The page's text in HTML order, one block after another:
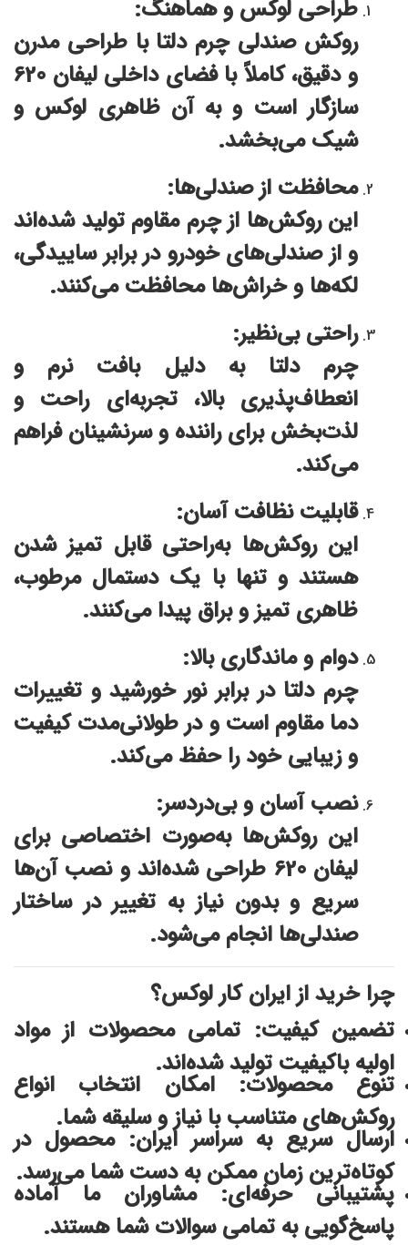
طراحی لوکس و هماهنگ:
روکش صندلی چرم دلتا با طراحی مدرن
و دقیق، کاملاً با فضای داخلی لیفان 620
سازگار است و به آن ظاهری لوکس و
شیک می‌بخشد.
محافظت از صندلی‌ها:
این روکش‌ها از چرم مقاوم تولید شده‌اند
و از صندلی‌های خودرو در برابر ساییدگی،
لکه‌ها و خراش‌ها محافظت می‌کنند.
راحتی بی‌نظیر:
چرم دلتا به دلیل بافت نرم و
انعطاف‌پذیری بالا، تجربه‌ای راحت و
لذت‌بخش برای راننده و سرنشینان فراهم
می‌کند.
قابلیت نظافت آسان:
این روکش‌ها به‌راحتی قابل تمیز شدن
هستند و تنها با یک دستمال مرطوب،
ظاهری تمیز و براق پیدا می‌کنند.
دوام و ماندگاری بالا:
چرم دلتا در برابر نور خورشید و تغییرات
دما مقاوم است و در طولانی‌مدت کیفیت
و زیبایی خود را حفظ می‌کند.
نصب آسان و بی‌دردسر:
این روکش‌ها به‌صورت اختصاصی برای
لیفان 620 طراحی شده‌اند و نصب آن‌ها
سریع و بدون نیاز به تغییر در ساختار
صندلی‌ها انجام می‌شود.
چرا خرید از ایران کار لوکس؟
تضمین کیفیت: تمامی محصولات از مواد
اولیه باکیفیت تولید شده‌اند.
تنوع محصولات: امکان انتخاب انواع
روکش‌های متناسب با نیاز و سلیقه شما.
ارسال سریع به سراسر ایران: محصول در
کوتاه‌ترین زمان ممکن به دست شما می‌رسد.
پشتیبانی حرفه‌ای: مشاوران ما آماده
پاسخ‌گویی به تمامی سوالات شما هستند.